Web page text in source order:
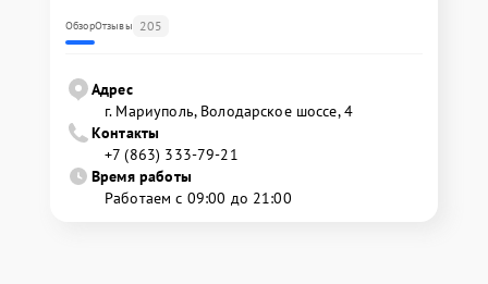
ОбзорОтзывы 205
Адрес
г. Мариуполь, Володарское шоссе, 4
Контакты
+7 (863) 333-79-21
Время работы
Работаем с 09:00 до 21:00